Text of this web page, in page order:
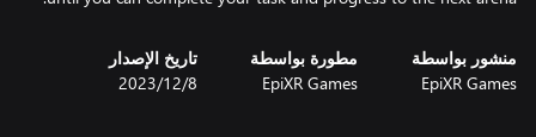
منشور بواسطة
EpiXR Games
مطورة بواسطة
EpiXR Games
تاريخ الإصدار
8‏/12‏/2023